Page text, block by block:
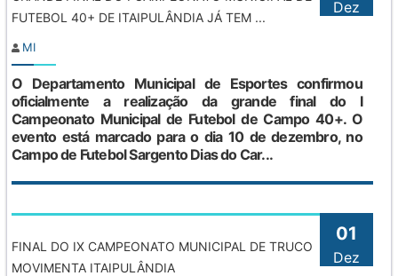
Dez
FUTEBOL 40+ DE ITAIPULÂNDIA JÁ TEM ...
MI
O Departamento Municipal de Esportes confirmou
oficialmente a realização da grande final do I
Campeonato Municipal de Futebol de Campo 40+. O
evento está marcado para o dia 10 de dezembro, no
Campo de Futebol Sargento Dias do Car...
01
Dez
FINAL DO IX CAMPEONATO MUNICIPAL DE TRUCO
MOVIMENTA ITAIPULÂNDIA